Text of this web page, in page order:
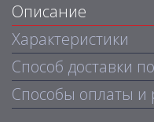
Описание
Характеристики
Способ доставки
Способы оплаты и